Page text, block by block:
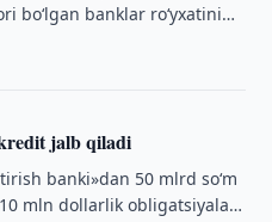
bo‘lgan banklar ro‘yxatini
jalb qiladi
banki»dan 50 mlrd so‘m
mln dollarlik obligatsiyalar